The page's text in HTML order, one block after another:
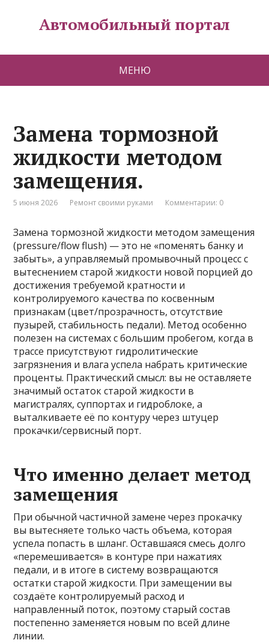
Автомобильный портал
МЕНЮ
Замена тормозной
жидкости методом
замещения.
5 июня 2026 Ремонт своими руками Комментарии: 0
Замена тормозной жидкости методом замещения
(pressure/flow flush) — это не «поменять банку и
забыть», а управляемый промывочный процесс с
вытеснением старой жидкости новой порцией до
достижения требуемой кратности и
контролируемого качества по косвенным
признакам (цвет/прозрачность, отсутствие
пузырей, стабильность педали). Метод особенно
полезен на системах с большим пробегом, когда в
трассе присутствуют гидролитические
загрязнения и влага успела набрать критические
проценты. Практический смысл: вы не оставляете
значимый остаток старой жидкости в
магистралях, суппортах и гидроблоке, а
выталкиваете её по контуру через штуцер
прокачки/сервисный порт.
Что именно делает метод
замещения
При обычной частичной замене через прокачку
вы вытесняете только часть объема, которая
успела попасть в шланг. Оставшаяся смесь долго
«перемешивается» в контуре при нажатиях
педали, и в итоге в систему возвращаются
остатки старой жидкости. При замещении вы
создаёте контролируемый расход и
направленный поток, поэтому старый состав
постепенно заменяется новым по всей длине
линии.